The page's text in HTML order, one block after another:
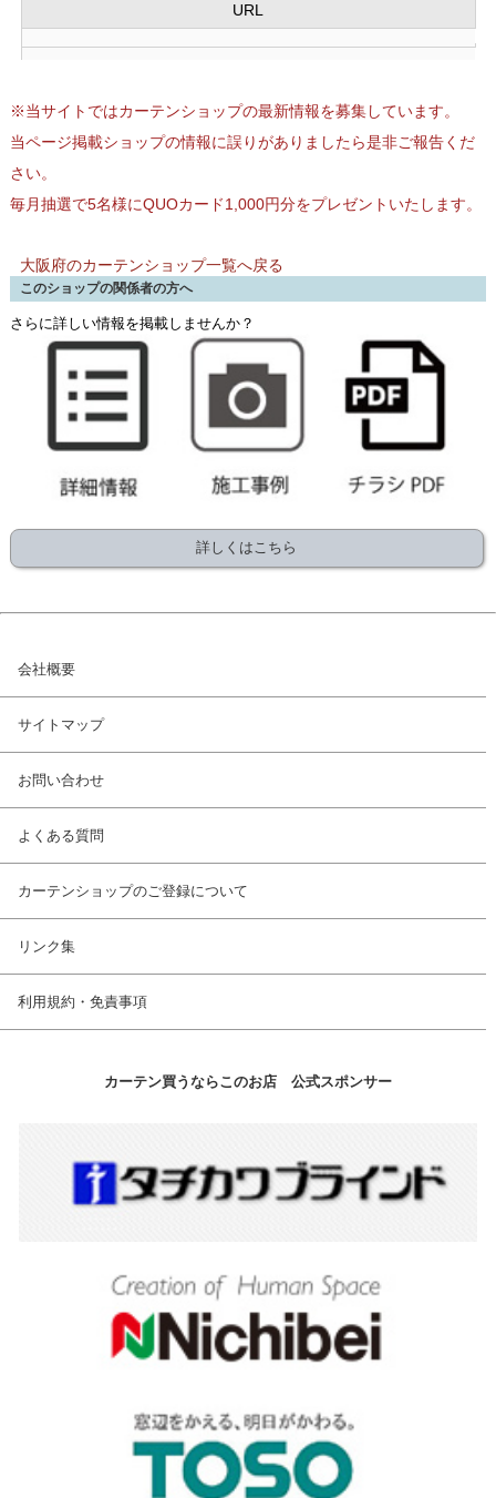
URL
※当サイトではカーテンショップの最新情報を募集しています。
当ページ掲載ショップの情報に誤りがありましたら是非ご報告くだ
さい。
毎月抽選で5名様にQUOカード1,000円分をプレゼントいたします。
大阪府のカーテンショップ一覧へ戻る
このショップの関係者の方へ
さらに詳しい情報を掲載しませんか？
詳しくはこちら
会社概要
サイトマップ
お問い合わせ
よくある質問
カーテンショップのご登録について
リンク集
利用規約・免責事項
カーテン買うならこのお店 公式スポンサー